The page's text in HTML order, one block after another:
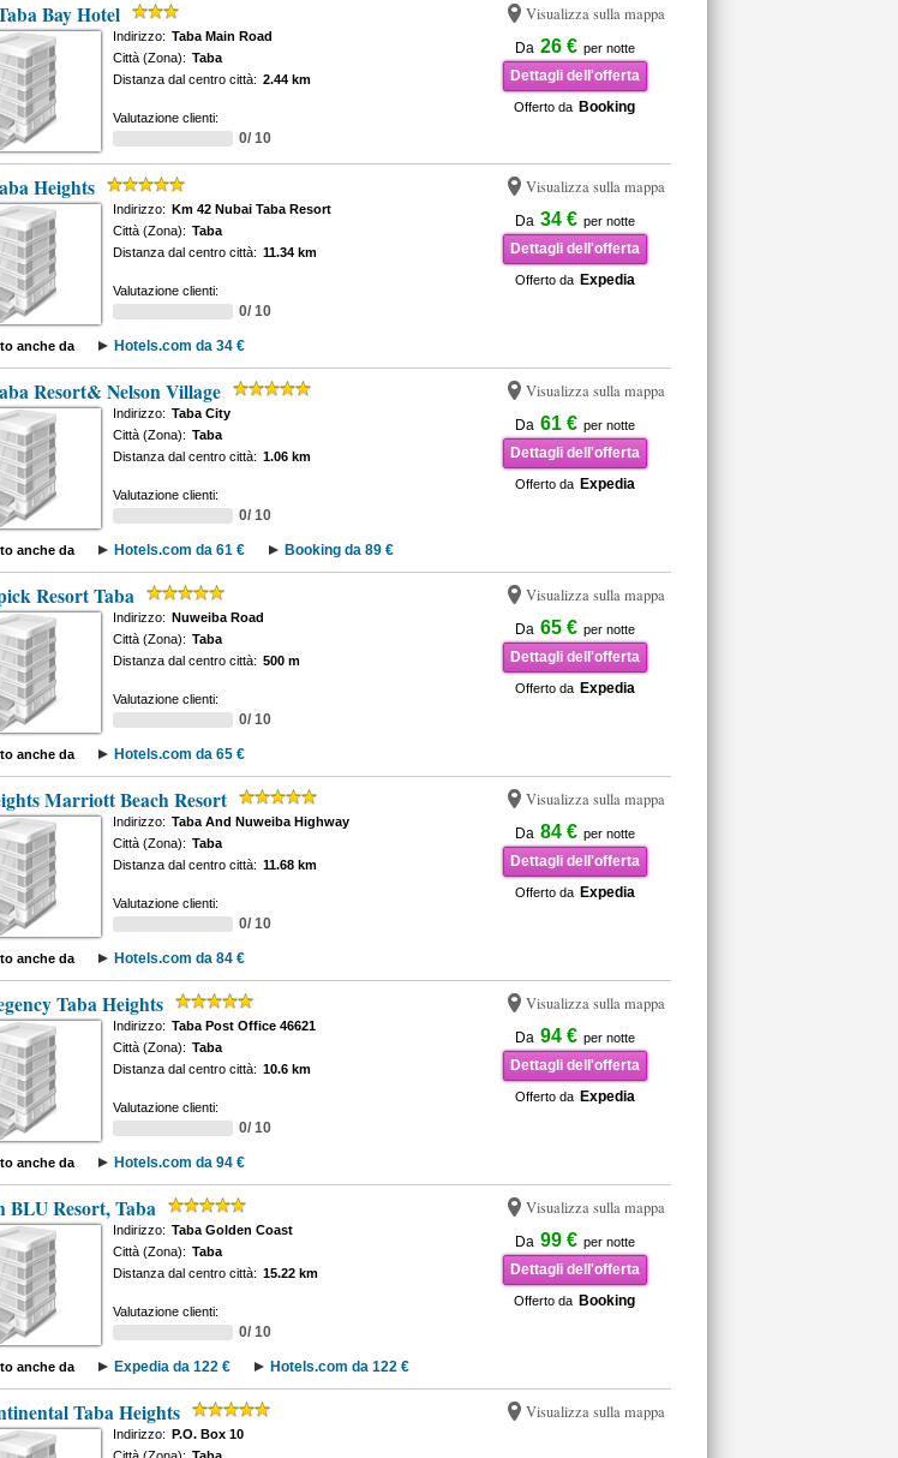
Bay Hotel Visualizza sulla mappa
Da 26 € per notte
Dettagli dell'offerta
Offerto da Booking
Indirizzo: Taba Main Road
Città (Zona): Taba
Distanza dal centro città: 2.44 km
Valutazione clienti:
0/ 10
Heights Visualizza sulla mappa
Da 34 € per notte
Dettagli dell'offerta
Offerto da Expedia
Indirizzo: Km 42 Nubai Taba Resort
Città (Zona): Taba
Distanza dal centro città: 11.34 km
Valutazione clienti:
0/ 10
anche da Hotels.com da 34 €
Resort& Nelson Village Visualizza sulla mappa
Da 61 € per notte
Dettagli dell'offerta
Offerto da Expedia
Indirizzo: Taba City
Città (Zona): Taba
Distanza dal centro città: 1.06 km
Valutazione clienti:
0/ 10
anche da Hotels.com da 61 € Booking da 89 €
Resort Taba Visualizza sulla mappa
Da 65 € per notte
Dettagli dell'offerta
Offerto da Expedia
Indirizzo: Nuweiba Road
Città (Zona): Taba
Distanza dal centro città: 500 m
Valutazione clienti:
0/ 10
anche da Hotels.com da 65 €
Marriott Beach Resort Visualizza sulla mappa
Da 84 € per notte
Dettagli dell'offerta
Offerto da Expedia
Indirizzo: Taba And Nuweiba Highway
Città (Zona): Taba
Distanza dal centro città: 11.68 km
Valutazione clienti:
0/ 10
anche da Hotels.com da 84 €
Taba Heights Visualizza sulla mappa
Da 94 € per notte
Dettagli dell'offerta
Offerto da Expedia
Indirizzo: Taba Post Office 46621
Città (Zona): Taba
Distanza dal centro città: 10.6 km
Valutazione clienti:
0/ 10
anche da Hotels.com da 94 €
BLU Resort, Taba Visualizza sulla mappa
Da 99 € per notte
Dettagli dell'offerta
Offerto da Booking
Indirizzo: Taba Golden Coast
Città (Zona): Taba
Distanza dal centro città: 15.22 km
Valutazione clienti:
0/ 10
anche da Expedia da 122 € Hotels.com da 122 €
Taba Heights Visualizza sulla mappa
Indirizzo: P.O. Box 10